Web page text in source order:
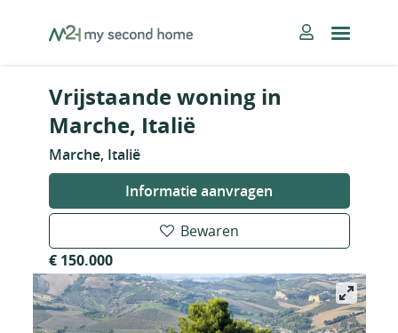
MySecondHome
Vrijstaande woning in
Marche, Italië
Marche, Italië
Informatie aanvragen
Bewaren
€ 150.000